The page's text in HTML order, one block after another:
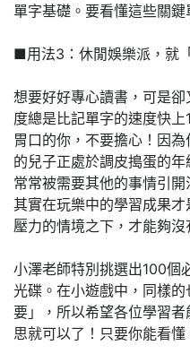
單字基礎。要看懂這些關鍵
■用法3：休閒娛樂派，就
想要好好專心讀書，可是
度總是比記單字的速度快
胃口的你，不要擔心！因
的兒子正處於調皮搗蛋的
常常被需要其他的事情引
其實在玩樂中的學習成果
壓力的情境之下，才能夠沒
小澤老師特別挑選出100個
光碟。在小遊戲中，同樣
要」，所以希望各位學習
思就可以了！只要你能看懂